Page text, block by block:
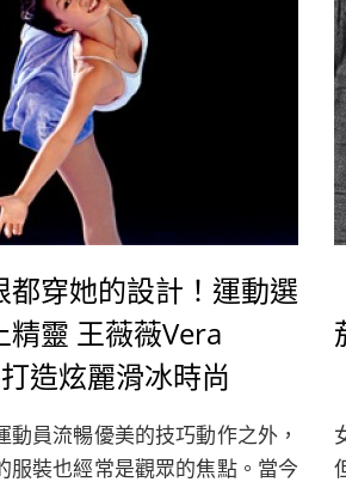
都穿她的設計！運動選
精靈 王薇薇Vera
造炫麗滑冰時尚
動員流暢優美的技巧動作之外，
服裝也經常是觀眾的焦點。當今